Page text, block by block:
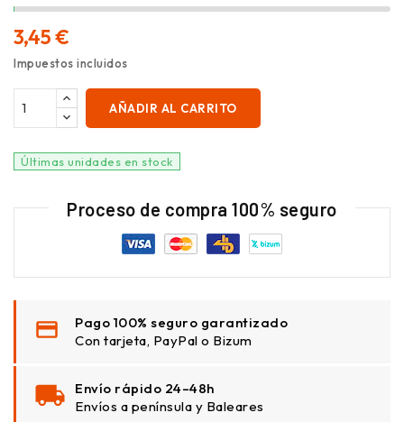
3,45 €
Impuestos incluidos
AÑADIR AL CARRITO
Últimas unidades en stock
Proceso de compra 100% seguro
Pago 100% seguro garantizado
Con tarjeta, PayPal o Bizum
Envío rápido 24–48h
Envíos a península y Baleares